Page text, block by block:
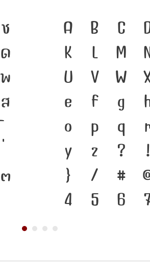
ช
ด
พ
ส
๓
A B C
K
L M
U
V W
e
f g
o
p q
y
z ? !
}
/ #
4
5 6
ภาษา คือ เค
ชาติดำรงอยู่ไ
ของชนชาติ
เครื่องมือสำ
ตัวพิมพ์ที่พัฒน
คือ โครงสร้า
ของชาติ จาก